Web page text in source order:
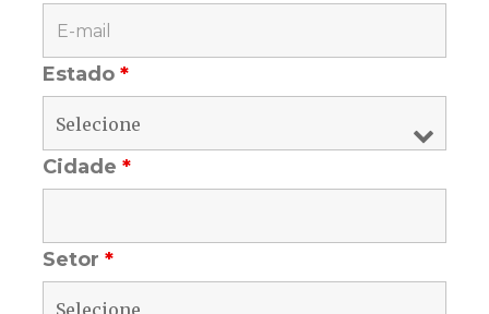
Estado*
Cidade*
Setor*